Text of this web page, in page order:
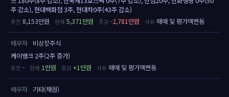
주 감소), 현대백화점 3주, 현대차0주(43주 감소)
8,153만원
5,371만원 -2,781만원 매매 및 평가액변동
배우자
비상장주식
케이뱅크 2주(2주 증가)
-
1만원 +1만원 매매 및 평가액변동
배우자 기타(채권)